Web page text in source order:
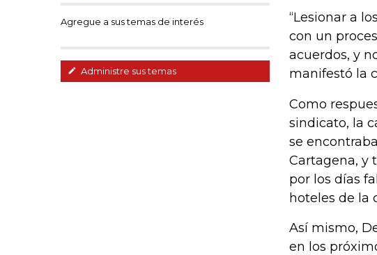
Agregue a sus temas de interés
Administre sus temas
“Lesionar a
con un
acuerdos, y
manifestó la
Como
sindicato, la
se
Cartagena, y
por los días
hoteles de la
Así mismo,
en los